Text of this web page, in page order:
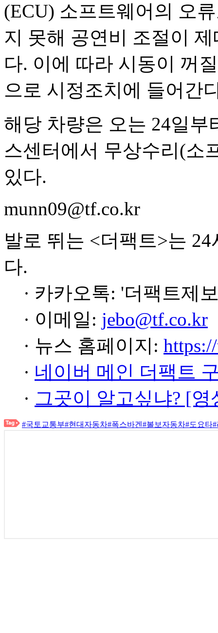
(ECU) 소프트웨어의 오
지 못해 공연비 조절이
다. 이에 따라 시동이 꺼
으로 시정조치에 들어간
해당 차량은 오는 24일
스센터에서 무상수리(소
있다.
munn09@tf.co.kr
발로 뛰는 <더팩트>는
다.
· 카카오톡: '더팩트제
· 이메일: jebo@tf.co.kr
· 뉴스 홈페이지:
· 네이버 메인 더팩트
· 그곳이 알고싶냐? [
#국토교통부#현대자동차#폭스바겐 #볼보자동차#도요타